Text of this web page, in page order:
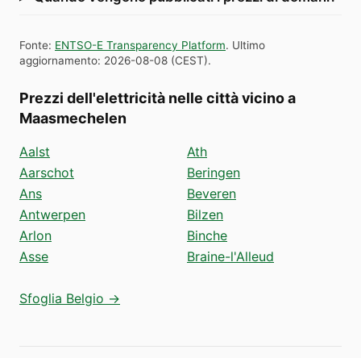
Fonte: ENTSO-E Transparency Platform. Ultimo
aggiornamento: 2026-08-08 (CEST).
Prezzi dell'elettricità nelle città vicino a
Maasmechelen
Aalst
Aarschot
Ans
Antwerpen
Arlon
Asse
Ath
Beringen
Beveren
Bilzen
Binche
Braine-l'Alleud
Sfoglia Belgio →